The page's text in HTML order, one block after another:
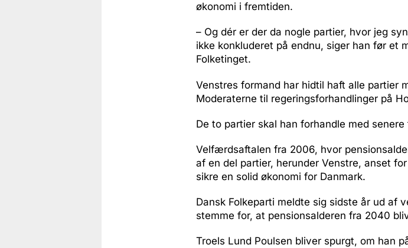
økonomi i fremtiden.
– Og dér er der da nogle partier, hvor jeg
ikke konkluderet på endnu, siger han før et
Folketinget.
Venstres formand har hidtil haft alle partier
Moderaterne til regeringsforhandlinger på
De to partier skal han forhandle med senere
Velfærdsaftalen fra 2006, hvor
af en del partier, herunder Venstre, anset
sikre en solid økonomi for Danmark.
Dansk Folkeparti meldte sig sidste år ud
stemme for, at pensionsalderen fra 2040
Troels Lund Poulsen bliver spurgt, om han